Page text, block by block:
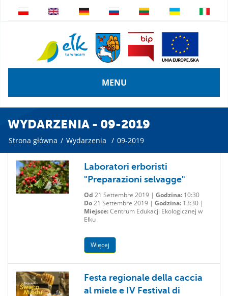
MENU
WYDARZENIA - 09-2019
Strona główna / Wydarzenia / 09-2019
Laboratori erboristi
"Preparazioni selvagge"
Od 21 Settembre 2019 | Godzina:10:30
Do21 Settembre 2019 | Godzina:13:30 |
Miejsce:Centrum Edukacji Ekologicznej w
Ełku
Więcej
Festa regionale della caccia
al miele e IV Festival di